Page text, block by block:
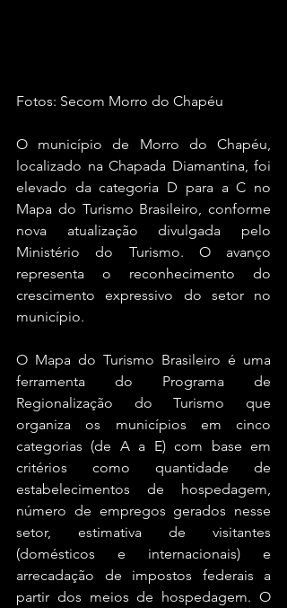
Fotos: Secom Morro do Chapéu
O município de Morro do Chapéu,
localizado na Chapada Diamantina, foi
elevado da categoria D para a C no
Mapa do Turismo Brasileiro, conforme
nova atualização divulgada pelo
Ministério do Turismo. O avanço
representa o reconhecimento do
crescimento expressivo do setor no
município.
O Mapa do Turismo Brasileiro é uma
ferramenta do Programa de
Regionalização do Turismo que
organiza os municípios em cinco
categorias (de A a E) com base em
critérios como quantidade de
estabelecimentos de hospedagem,
número de empregos gerados nesse
setor, estimativa de visitantes
(domésticos e internacionais) e
arrecadação de impostos federais a
partir dos meios de hospedagem. O